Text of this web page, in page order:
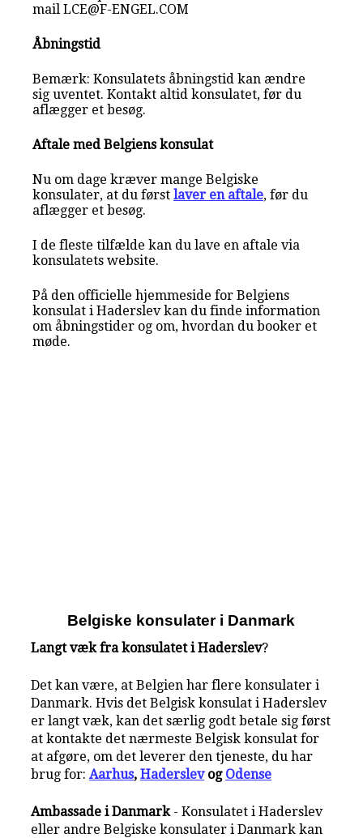
mail LCE@F-ENGEL.COM
Åbningstid
Bemærk: Konsulatets åbningstid kan ændre
sig uventet. Kontakt altid konsulatet, før du
aflægger et besøg.
Aftale med Belgiens konsulat
Nu om dage kræver mange Belgiske
konsulater, at du førstlaver en aftale, før du
aflægger et besøg.
I de fleste tilfælde kan du lave en aftale via
konsulatets website.
På den officielle hjemmeside for Belgiens
konsulat i Haderslev kan du finde information
om åbningstider og om, hvordan du booker et
møde.
Belgiske konsulater i Danmark
Langt væk fra konsulatet i Haderslev?
Det kan være, at Belgien har flere konsulater i
Danmark. Hvis det Belgisk konsulat i Haderslev
er langt væk, kan det særlig godt betale sig først
at kontakte det nærmeste Belgisk konsulat for
at afgøre, om det leverer den tjeneste, du har
brug for:Aarhus,Haderslevog Odense
Ambassade i Danmark- Konsulatet i Haderslev
eller andre Belgiske konsulater i Danmark kan